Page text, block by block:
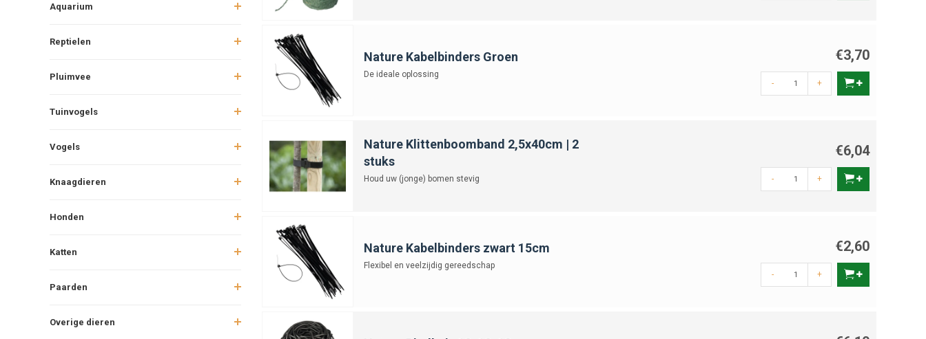
Aquarium
Reptielen
Pluimvee
Tuinvogels
Vogels
Knaagdieren
Honden
Katten
Paarden
Overige dieren
Nature Kabelbinders Groen
De ideale oplossing
€3,70
- +
Nature Klittenboomband 2,5x40cm | 2
stuks
Houd uw (jonge) bomen stevig
€6,04
- +
Nature Kabelbinders zwart 15cm
Flexibel en veelzijdig gereedschap
€2,60
- +